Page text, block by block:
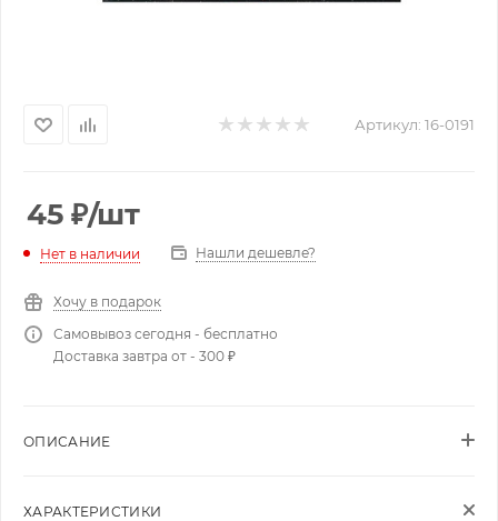
Артикул: 16-0191
45 ₽/шт
Нет в наличии Нашли дешевле?
Хочу в подарок
Самовывоз сегодня - бесплатно
Доставка завтра от - 300 ₽
ОПИСАНИЕ
ХАРАКТЕРИСТИКИ